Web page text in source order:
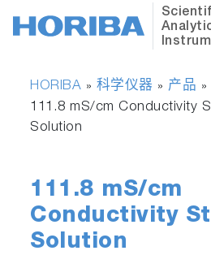
HORIBA » 科学仪器 »产品 »
111.8 mS/cm Conductivity
Solution
111.8 mS/cm
Conductivity
Solution